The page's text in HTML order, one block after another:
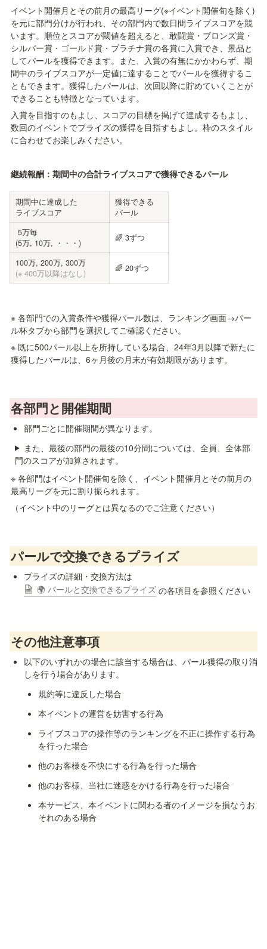
イベント開催月とその前月の最高リーグ(※イベント開催旬を除く)
を元に部門分けが行われ、その部門内で数日間ライブスコアを競
います。順位とスコアが閾値を超えると、敢闘賞・ブロンズ賞・
シルバー賞・ゴールド賞・プラチナ賞の各賞に入賞でき、景品と
してパールを獲得できます。また、入賞の有無にかかわらず、期
間中のライブスコアが一定値に達することでパールを獲得するこ
ともできます。獲得したパールは、次回以降に貯めていくことが
できることも特徴となっています。
入賞を目指すのもよし、スコアの目標を掲げて達成するもよし、
数回のイベントでプライズの獲得を目指すもよし。枠のスタイル
に合わせてお楽しみください。
継続報酬：期間中の合計ライブスコアで獲得できるパール
期間中に達成した
ライブスコア
獲得できる
パール
(5万, 10万, ・・・)
🌈 3ずつ
(※ 400万以降はなし)
🌈 20ずつ
※ 各部門での入賞条件や獲得パール数は、ランキング画面→パー
ル杯タブから部門を選択してご確認ください。
※ 既に500パール以上を所持している場合、24年3月以降で新たに
獲得したパールは、6ヶ月後の月末が有効期限があります。
各部門と開催期間
部門ごとに開催期間が異なります。
また、最後の部門の最後の10分間については、全員、全体部
門のスコアが加算されます。
※ 各部門はイベント開催旬を除く、イベント開催月とその前月の
最高リーグを元に割り振られます。
（イベント中のリーグとは異なるのでご注意ください）
パールで交換できるプライズ
プライズの詳細・交換方法は
🌍 パールと交換できるプライズ の各項目を参照ください
その他注意事項
以下のいずれかの場合に該当する場合は、パール獲得の取り消
しを行う場合があります。
規約等に違反した場合
本イベントの運営を妨害する行為
ライブスコアの操作等のランキングを不正に操作する行為
を行った場合
他のお客様を不快にする行為を行った場合
他のお客様、当社に迷惑をかける行為を行った場合
本サービス、本イベントに関わる者のイメージを損なうお
それのある場合